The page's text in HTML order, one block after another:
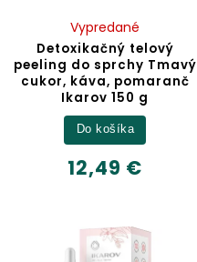
Detoxikačný telový
peeling do sprchy Tmavý
cukor, káva, pomaranč
Ikarov 150 g
Vypredané
12,49 €
Do košíka